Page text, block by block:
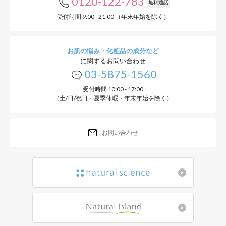
無料通話
受付時間 9:00 - 21:00 （年末年始を除く）
お肌の悩み・化粧品の成分など
に関するお問い合わせ
03-5875-1560
受付時間 10:00 - 17:00
（土/日/祝日・夏季休暇・年末年始を除く）
お問い合わせ